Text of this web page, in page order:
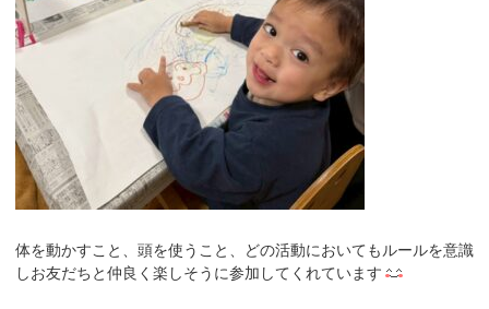
体を動かすこと、頭を使うこと、どの活動においてもルールを意識
しお友だちと仲良く楽しそうに参加してくれています